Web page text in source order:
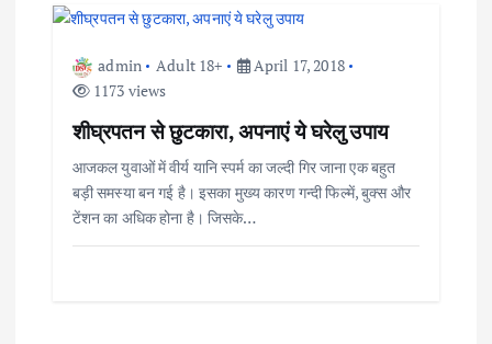
o
admin Adult 18+
April 17, 2018
1173 views
शीघ्रपतन से छुटकारा, अपनाएं ये घरेलु उपाय
आजकल युवाओं में वीर्य यानि स्पर्म का जल्दी गिर जाना एक बहुत
बड़ी समस्या बन गई है। इसका मुख्य कारण गन्दी फिल्में, बुक्स और
टेंशन का अधिक होना है। जिसके…